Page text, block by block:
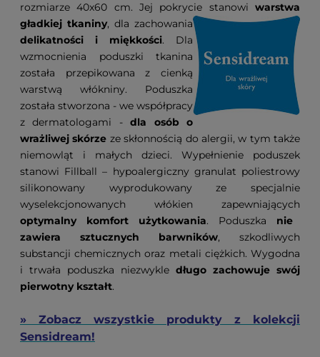
rozmiarze 40x60 cm. Jej pokrycie stanowi warstwa
gładkiej tkaniny, dla zachowania
delikatności i miękkości. Dla
wzmocnienia poduszki tkanina
została przepikowana z cienką
warstwą włókniny. Poduszka
została stworzona - we współpracy
z dermatologami -dla osób o
wrażliwej skórze ze skłonnością do alergii, w tym także
niemowląt i małych dzieci. Wypełnienie poduszek
stanowi Fillball – hypoalergiczny granulat poliestrowy
silikonowany wyprodukowany ze specjalnie
wyselekcjonowanych włókien zapewniających
optymalny komfort użytkowania. Poduszka nie
zawiera sztucznych barwników, szkodliwych
substancji chemicznych oraz metali ciężkich. Wygodna
i trwała poduszka niezwykle długo zachowuje swój
pierwotny kształt.
» Zobacz wszystkie produkty z kolekcji
Sensidream!